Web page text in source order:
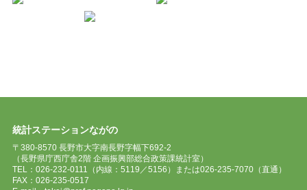
統計ステーションながの
〒380-8570 長野市大字南長野字幅下692-2
（長野県庁西庁舎2階 企画振興部総合政策課統計室）
TEL：026-232-0111（内線：5119／5156）または026-235-7070（直通）
FAX：026-235-0517